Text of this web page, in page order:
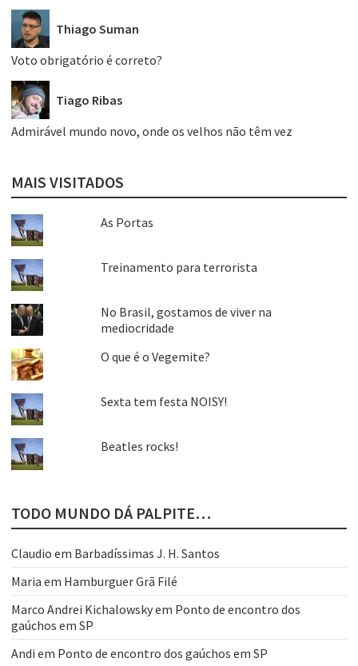
Thiago Suman
Voto obrigatório é correto?
Tiago Ribas
Admirável mundo novo, onde os velhos não têm vez
MAIS VISITADOS
As Portas
Treinamento para terrorista
No Brasil, gostamos de viver na
mediocridade
O que é o Vegemite?
Sexta tem festa NOISY!
Beatles rocks!
TODO MUNDO DÁ PALPITE…
Claudio em Barbadíssimas J. H. Santos
Maria em Hamburguer Grã Filé
Marco Andrei Kichalowskyem Ponto de encontro dos
gaúchos em SP
Andi em Ponto de encontro dos gaúchos em SP